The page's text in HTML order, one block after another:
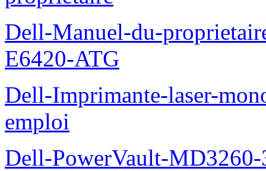
Dell-Manuel-du-
E6420-ATG
Dell-Imprimante-laser-
emploi
Dell-PowerVault-